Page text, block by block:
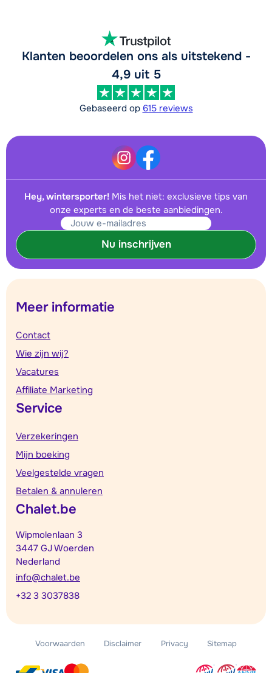
Klanten beoordelen ons als uitstekend -
4,9 uit 5
Gebaseerd op 615 reviews
Hey, wintersporter! Mis het niet: exclusieve tips van
onze experts en de beste aanbiedingen.
Nu inschrijven
Meer informatie
Contact
Wie zijn wij?
Vacatures
Affiliate Marketing
Service
Verzekeringen
Mijn boeking
Veelgestelde vragen
Betalen & annuleren
Chalet.be
Wipmolenlaan 3
3447 GJ Woerden
Nederland
info@chalet.be
+32 3 3037838
Voorwaarden Disclaimer Privacy Sitemap